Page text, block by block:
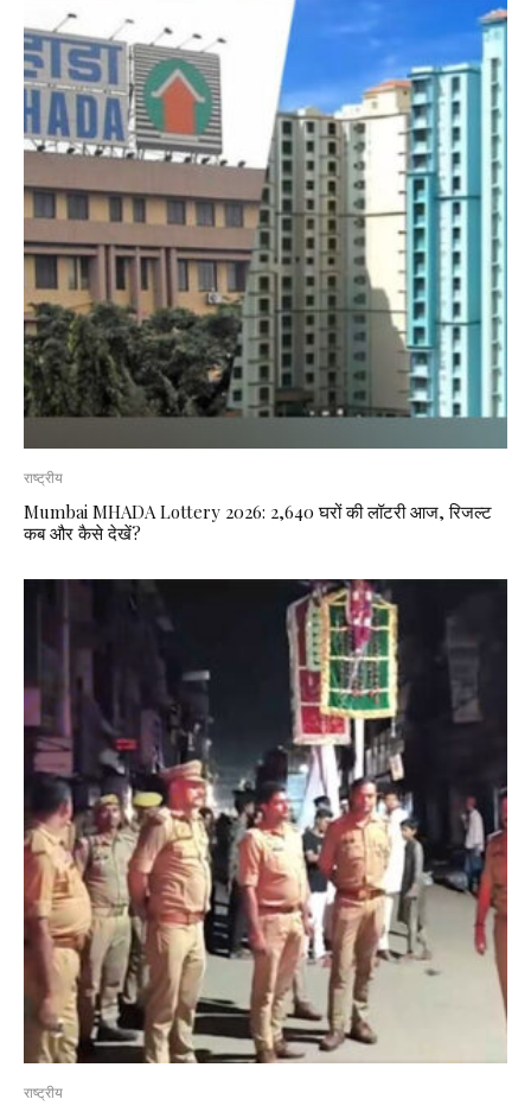
राष्ट्रीय
Mumbai MHADA Lottery 2026: 2,640 घरों की लॉटरी आज, रिजल्ट
कब और कैसे देखें?
राष्ट्रीय